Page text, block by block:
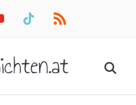
tiktok rss